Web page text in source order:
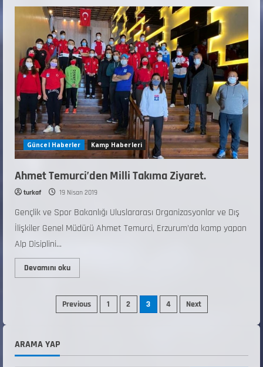
Güncel Haberler Kamp Haberleri
Ahmet Temurci’den Milli Takıma Ziyaret.
turkaf 19 Nisan 2019
Gençlik ve Spor Bakanlığı Uluslararası Organizasyonlar ve Dış
İlişkiler Genel Müdürü Ahmet Temurci, Erzurum’da kamp yapan
Alp Disiplini...
Devamını oku
Previous 1 2 3 4 Next
ARAMA YAP
ANALİG TEKERLEKLİ KAYAK TÜRKİYE
ŞAMPİYONASI